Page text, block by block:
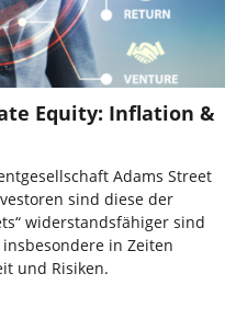
Equity: Inflation &
Adams Street
sind diese der
widerstandsfähiger sind
in Zeiten
und Risiken.